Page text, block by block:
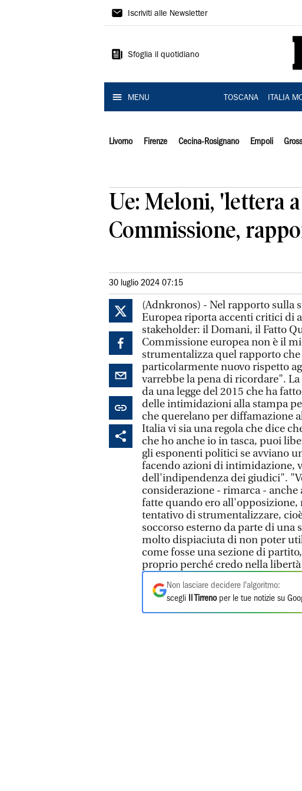
Il
Iscriviti alle Newsletter
Sfoglia il quotidiano
MENU TOSCANA ITALIA
Livorno Firenze Cecina-Rosignano Empoli
Ue: Meloni, 'lettera
Commissione,
30 luglio 2024 07:15
(Adnkronos) - Nel rapporto sulla
Europea riporta accenti critici di
stakeholder: il Domani, il Fatto
Commissione europea non è il
strumentalizza quel rapporto
particolarmente nuovo rispetto
varrebbe la pena di ricordare".
da una legge del 2015 che ha
delle intimidazioni alla stampa
che querelano per diffamazione
Italia vi sia una regola che dice
che ho anche io in tasca, puoi
gli esponenti politici se avviano
facendo azioni di intimidazione,
dell'indipendenza dei giudici".
considerazione - rimarca -
fatte quando ero all'opposizione,
tentativo di strumentalizzare,
soccorso esterno da parte di una
molto dispiaciuta di non poter
come fosse una sezione di
proprio perché credo nella
Non lasciare decidere l'algoritmo:
scegli
Il Tirrenoper le tue notizie su